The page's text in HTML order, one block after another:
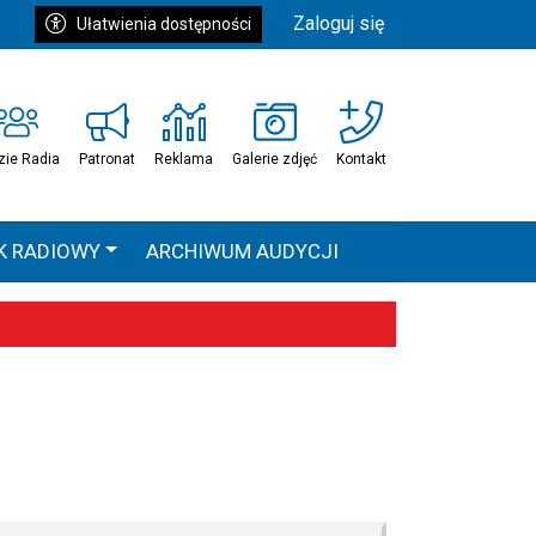
Ułatwienia dostępności Zaloguj się
Radia Patronat Reklama Galerie zdjęć Kontakt
RADIOWY ARCHIWUM AUDYCJI
HEAVEN TOUR